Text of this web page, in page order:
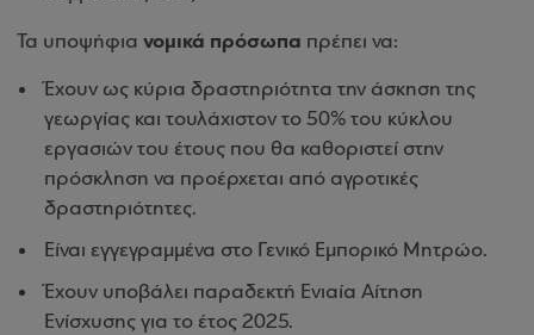
Τα υποψήφια νομικά πρόσωπα πρέπει να:
Έχουν ως κύρια δραστηριότητα την άσκηση της
γεωργίας και τουλάχιστον το 50% του κύκλου
εργασιών του έτους που θα καθοριστεί στην
πρόσκληση να προέρχεται από αγροτικές
δραστηριότητες.
Είναι εγγεγραμμένα στο Γενικό Εμπορικό Μητρώο.
Έχουν υποβάλει παραδεκτή Ενιαία Αίτηση
Ενίσχυσης για το έτος 2025.